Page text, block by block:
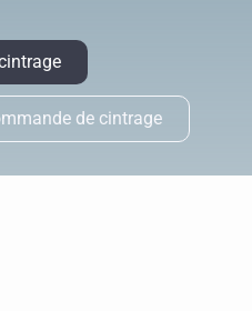
de cintrage